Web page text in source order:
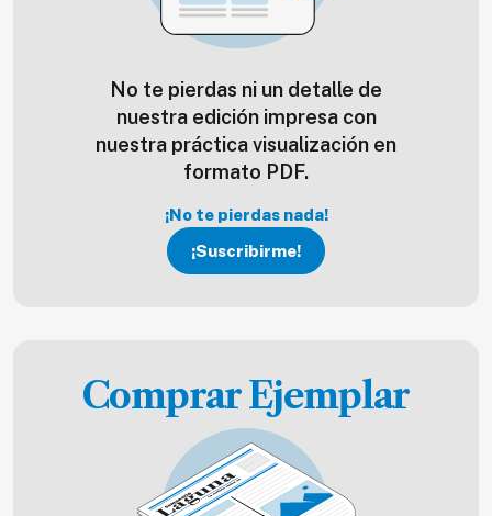
No te pierdas ni un detalle de
nuestra edición impresa con
nuestra práctica visualización en
formato PDF.
¡No te pierdas nada!
¡Suscribirme!
Comprar Ejemplar